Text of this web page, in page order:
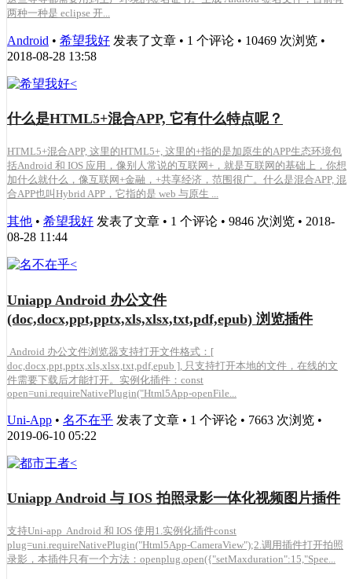
两种一种是 eclipse 开...
Android • 希望我好 发表了文章 • 1 个评论 • 10469 次浏览 •
2018-08-28 13:58
什么是HTML5+混合APP, 它有什么特点呢？
HTML5+混合APP, 这里的HTML5+, 这里的+指的是加原生的APP生态环境包
括Android 和 IOS 应用，像别人常说的互联网+，就是互联网的基础上，你想
加什么就什么，像互联网+金融，+共享经济，范围很广。什么是混合APP, 混
合APP也叫Hybrid APP，它指的是 web 与原生 ...
其他 • 希望我好 发表了文章 • 1 个评论 • 9846 次浏览 • 2018-
08-28 11:44
Uniapp Android 办公文件
(doc,docx,ppt,pptx,xls,xlsx,txt,pdf,epub) 浏览插件
Android 办公文件浏览器支持打开文件格式：[
doc,docx,ppt,pptx,xls,xlsx,txt,pdf,epub ], 只支持打开本地的文件，在线的文
件需要下载后才能打开。实例化插件：const
open=uni.requireNativePlugin("Html5App-openFile...
Uni-App • 名不在乎 发表了文章 • 1 个评论 • 7663 次浏览 •
2019-06-10 05:22
Uniapp Android 与 IOS 拍照录影一体化视频图片插件
支持Uni-app Android 和 IOS 使用1.实例化插件const
plug=uni.requireNativePlugin("Html5App-CameraView");2.调用插件打开拍照
录影，本插件只有一个方法：openplug.open({"setMaxduration":15,"Spee...